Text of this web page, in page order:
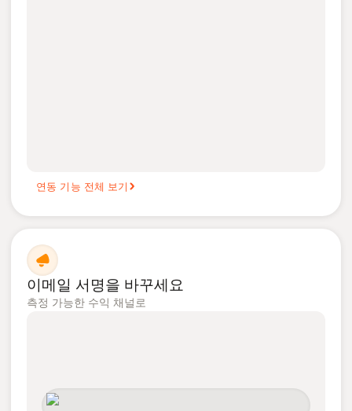
연동 기능 전체 보기
이메일 서명을 바꾸세요
측정 가능한 수익 채널로